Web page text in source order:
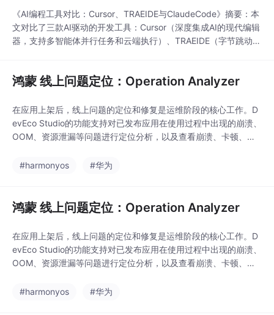
《AI编程工具对比：Cursor、TRAEIDE与ClaudeCode》摘要：本
文对比了三款AI驱动的开发工具：Cursor（深度集成AI的现代编辑
器，支持多智能体并行任务和云端执行）、TRAEIDE（字节跳动推
sor擅长UI交互，TRAEIDE平衡控制与自动
鸿蒙 线上问题定位：Operation Analyzer
在应用上架后，线上问题的定位和修复是运维阶段的核心工作。D
evEco Studio的功能支持对已发布应用在使用过程中出现的崩溃、
OOM、资源泄漏等问题进行定位分析，以及查看崩溃、卡顿、丢
#harmonyos
#华为
鸿蒙 线上问题定位：Operation Analyzer
在应用上架后，线上问题的定位和修复是运维阶段的核心工作。D
evEco Studio的功能支持对已发布应用在使用过程中出现的崩溃、
OOM、资源泄漏等问题进行定位分析，以及查看崩溃、卡顿、丢
#harmonyos
#华为